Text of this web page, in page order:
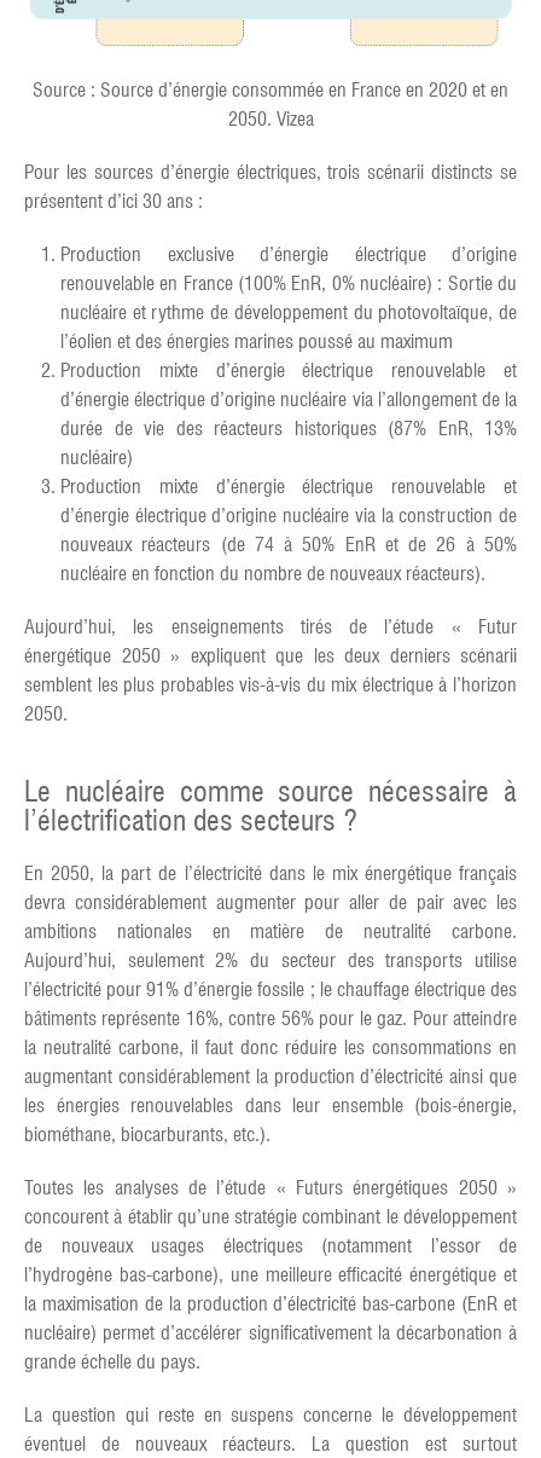
Source : Source d’énergie consommée en France en 2020 et en
2050. Vizea
Pour les sources d’énergie électriques, trois scénarii distincts se
présentent d’ici 30 ans :
Production exclusive d’énergie électrique d’origine
renouvelable en France (100% EnR, 0% nucléaire) : Sortie du
nucléaire et rythme de développement du photovoltaïque, de
l’éolien et des énergies marines poussé au maximum
Production mixte d’énergie électrique renouvelable et
d’énergie électrique d’origine nucléaire via l’allongement de la
durée de vie des réacteurs historiques (87% EnR, 13%
nucléaire)
Production mixte d’énergie électrique renouvelable et
d’énergie électrique d’origine nucléaire via la construction de
nouveaux réacteurs (de 74 à 50% EnR et de 26 à 50%
nucléaire en fonction du nombre de nouveaux réacteurs).
Aujourd’hui, les enseignements tirés de l’étude « Futur
énergétique 2050 » expliquent que les deux derniers scénarii
semblent les plus probables vis-à-vis du mix électrique à l’horizon
2050.
Le nucléaire comme source nécessaire à
l’électrification des secteurs ?
En 2050, la part de l’électricité dans le mix énergétique français
devra considérablement augmenter pour aller de pair avec les
ambitions nationales en matière de neutralité carbone.
Aujourd’hui, seulement 2% du secteur des transports utilise
l’électricité pour 91% d’énergie fossile ; le chauffage électrique des
bâtiments représente 16%, contre 56% pour le gaz. Pour atteindre
la neutralité carbone, il faut donc réduire les consommations en
augmentant considérablement la production d’électricité ainsi que
les énergies renouvelables dans leur ensemble (bois-énergie,
biométhane, biocarburants, etc.).
Toutes les analyses de l’étude « Futurs énergétiques 2050 »
concourent à établir qu’une stratégie combinant le développement
de nouveaux usages électriques (notamment l’essor de
l’hydrogène bas-carbone), une meilleure efficacité énergétique et
la maximisation de la production d’électricité bas-carbone (EnR et
nucléaire) permet d’accélérer significativement la décarbonation à
grande échelle du pays.
La question qui reste en suspens concerne le développement
éventuel de nouveaux réacteurs. La question est surtout